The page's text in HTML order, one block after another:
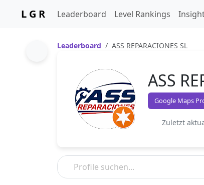
L G R Leaderboard Level Rankings
Leaderboard ASS REPARACIONES SL
ASS
Google Maps
Zuletzt